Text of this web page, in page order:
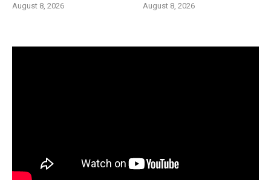
August 8, 2026 August 8, 2026